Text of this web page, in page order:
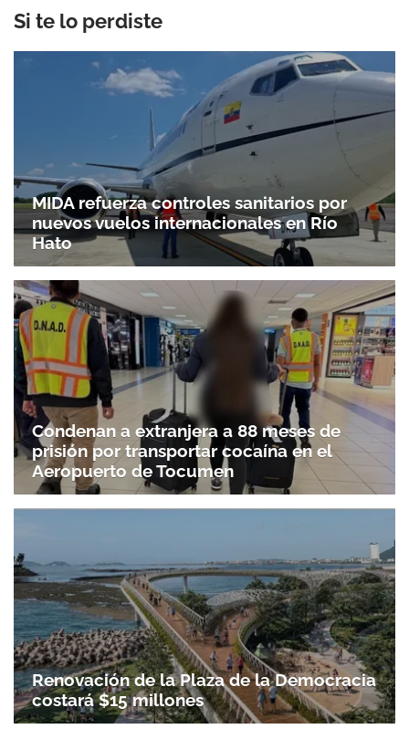
Si te lo perdiste
MIDA refuerza controles sanitarios por
nuevos vuelos internacionales en Río
Hato
Condenan a extranjera a 88 meses de
prisión por transportar cocaína en el
Aeropuerto de Tocumen
Renovación de la Plaza de la Democracia
costará $15 millones